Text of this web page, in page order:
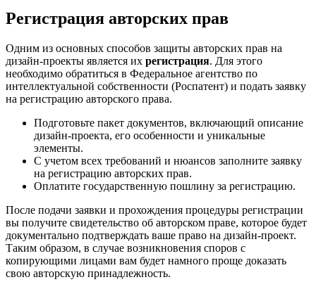
Регистрация авторских прав
Одним из основных способов защиты авторских прав на
дизайн-проекты является их регистрация. Для этого
необходимо обратиться в Федеральное агентство по
интеллектуальной собственности (Роспатент) и подать заявку
на регистрацию авторского права.
Подготовьте пакет документов, включающий описание
дизайн-проекта, его особенности и уникальные
элементы.
С учетом всех требований и нюансов заполните заявку
на регистрацию авторских прав.
Оплатите государственную пошлину за регистрацию.
После подачи заявки и прохождения процедуры регистрации
вы получите свидетельство об авторском праве, которое будет
документально подтверждать ваше право на дизайн-проект.
Таким образом, в случае возникновения споров с
копирующими лицами вам будет намного проще доказать
свою авторскую принадлежность.